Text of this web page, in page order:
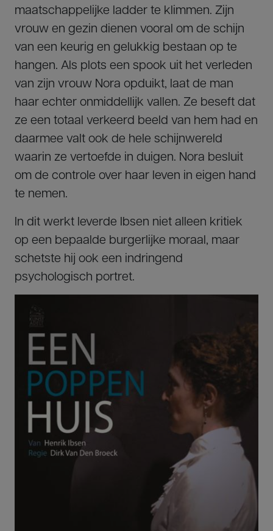
maatschappelijke ladder te klimmen. Zijn
vrouw en gezin dienen vooral om de schijn
van een keurig en gelukkig bestaan op te
hangen. Als plots een spook uit het verleden
van zijn vrouw Nora opduikt, laat de man
haar echter onmiddellijk vallen. Ze beseft dat
ze een totaal verkeerd beeld van hem had en
daarmee valt ook de hele schijnwereld
waarin ze vertoefde in duigen. Nora besluit
om de controle over haar leven in eigen hand
te nemen.
In dit werkt leverde Ibsen niet alleen kritiek
op een bepaalde burgerlijke moraal, maar
schetste hij ook een indringend
psychologisch portret.